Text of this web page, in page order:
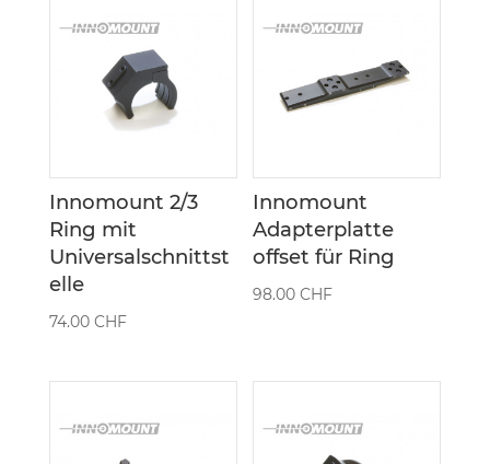
Innomount 2/3
Ring mit
Universalschnittst
elle
74.00 CHF
Innomount
Adapterplatte
offset für Ring
98.00CHF